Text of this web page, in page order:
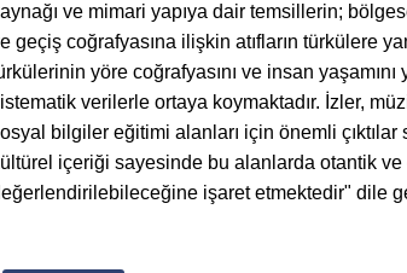
ve mimari yapıya dair temsillerin;
geçiş coğrafyasına ilişkin atıfların türkülere
yöre coğrafyasını ve insan
verilerle ortaya koymaktadır. İzler,
bilgiler eğitimi alanları için önemli
içeriği sayesinde bu alanlarda otantik
işaret etmektedir" dile